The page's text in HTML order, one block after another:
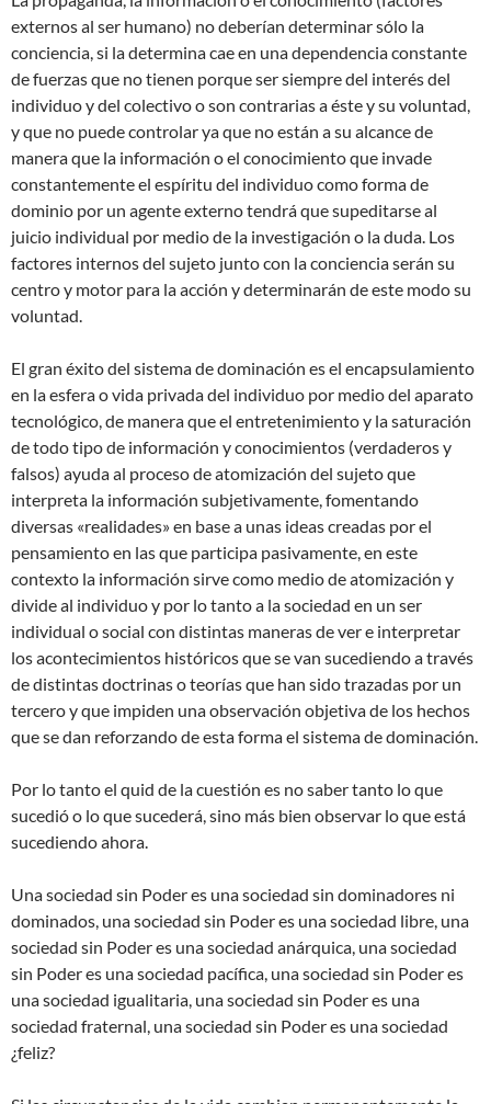
externos al ser humano) no deberían determinar sólo la
conciencia, si la determina cae en una dependencia constante
de fuerzas que no tienen porque ser siempre del interés del
individuo y del colectivo o son contrarias a éste y su voluntad,
y que no puede controlar ya que no están a su alcance de
manera que la información o el conocimiento que invade
constantemente el espíritu del individuo como forma de
dominio por un agente externo tendrá que supeditarse al
juicio individual por medio de la investigación o la duda. Los
factores internos del sujeto junto con la conciencia serán su
centro y motor para la acción y determinarán de este modo su
voluntad.
El gran éxito del sistema de dominación es el encapsulamiento
en la esfera o vida privada del individuo por medio del aparato
tecnológico, de manera que el entretenimiento y la saturación
de todo tipo de información y conocimientos (verdaderos y
falsos) ayuda al proceso de atomización del sujeto que
interpreta la información subjetivamente, fomentando
diversas «realidades» en base a unas ideas creadas por el
pensamiento en las que participa pasivamente, en este
contexto la información sirve como medio de atomización y
divide al individuo y por lo tanto a la sociedad en un ser
individual o social con distintas maneras de ver e interpretar
los acontecimientos históricos que se van sucediendo a través
de distintas doctrinas o teorías que han sido trazadas por un
tercero y que impiden una observación objetiva de los hechos
que se dan reforzando de esta forma el sistema de dominación.
Por lo tanto el quid de la cuestión es no saber tanto lo que
sucedió o lo que sucederá, sino más bien observar lo que está
sucediendo ahora.
Una sociedad sin Poder es una sociedad sin dominadores ni
dominados, una sociedad sin Poder es una sociedad libre, una
sociedad sin Poder es una sociedad anárquica, una sociedad
sin Poder es una sociedad pacífica, una sociedad sin Poder es
una sociedad igualitaria, una sociedad sin Poder es una
sociedad fraternal, una sociedad sin Poder es una sociedad
¿feliz?